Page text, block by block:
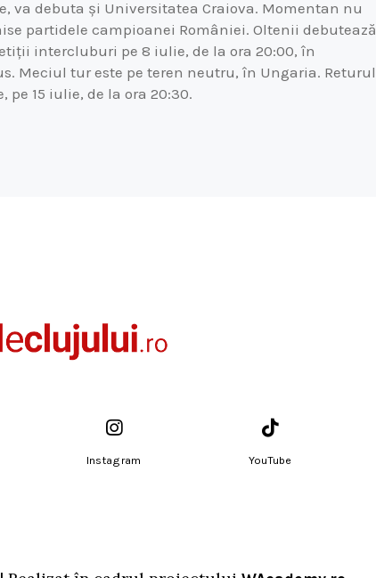
va debuta și Universitatea Craiova. Momentan nu
partidele campioanei României. Oltenii debutează
intercluburi pe 8 iulie, de la ora 20:00, în
Meciul tur este pe teren neutru, în Ungaria. Returul
15 iulie, de la ora 20:30.
Instagram YouTube